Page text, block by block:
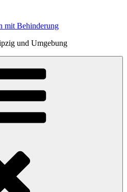
mit Behinderung
und Umgebung